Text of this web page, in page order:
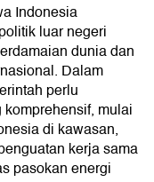
Indonesia
luar negeri
dunia dan
Dalam
perlu
mulai
di kawasan,
kerja sama
pasokan energi